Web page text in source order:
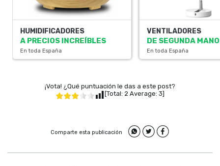
HUMIDIFICADORES
A PRECIOS INCREÍBLES
En toda España
VENTILADORES
DE SEGUNDA MANO
En toda España
¡Vota! ¿Qué puntuación le das a este post?
[Total: 2 Average: 3]
Comparte esta publicación